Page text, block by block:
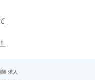
師 求人